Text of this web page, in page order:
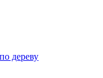
дереву